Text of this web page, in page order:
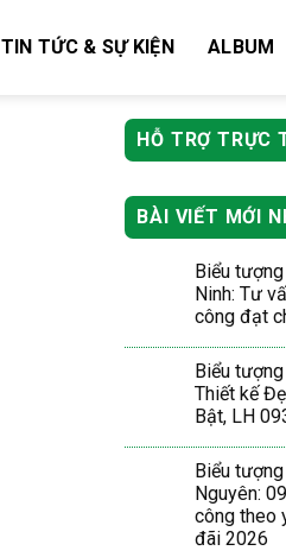
TIN TỨC & SỰ KIỆN ALBUM
HỖ TRỢ TRỰC
BÀI VIẾT MỚI
Biểu
Ninh: Tư
công đạt
Biểu
Thiết kế
Bật, LH
Biểu
Nguyên:
công theo
đãi 2026